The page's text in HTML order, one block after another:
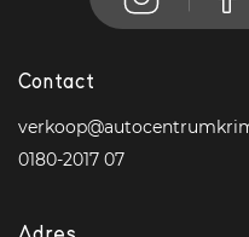
Contact
0180-2017 07